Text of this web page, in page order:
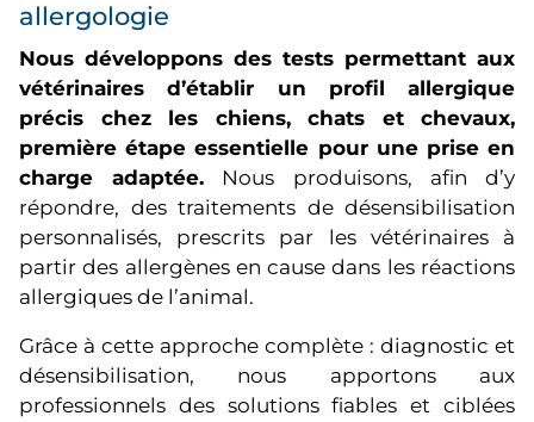
allergologie
Nous développons des tests permettant aux
vétérinaires d’établir un profil allergique
précis chez les chiens, chats et chevaux,
première étape essentielle pour une prise en
charge adaptée. Nous produisons, afin d’y
répondre, des traitements de désensibilisation
personnalisés, prescrits par les vétérinaires à
partir des allergènes en cause dans les réactions
allergiques de l’animal.
Grâce à cette approche complète : diagnostic et
désensibilisation, nous apportons aux
professionnels des solutions fiables et ciblées